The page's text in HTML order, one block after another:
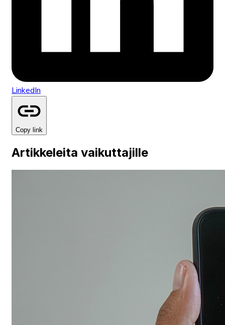
LinkedIn
Copy link
Artikkeleita vaikuttajille